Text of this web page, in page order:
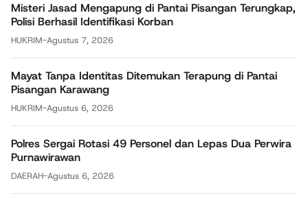
Misteri Jasad Mengapung di Pantai Pisangan Terungkap,
Polisi Berhasil Identifikasi Korban
HUKRIM-Agustus 7, 2026
Mayat Tanpa Identitas Ditemukan Terapung di Pantai
Pisangan Karawang
HUKRIM-Agustus 6, 2026
Polres Sergai Rotasi 49 Personel dan Lepas Dua Perwira
Purnawirawan
DAERAH-Agustus 6, 2026